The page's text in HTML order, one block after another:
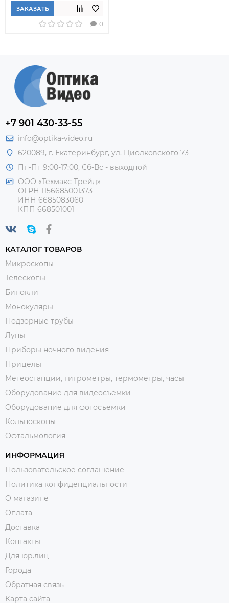
ЗАКАЗАТЬ
0
+7 901 430-33-55
info@optika-video.ru
620089, г. Екатеринбург, ул. Циолковского 73
Пн-Пт 9:00-17:00, Сб-Вс - выходной
ООО «Техмакс Трейд»
ОГРН 1156685001373
ИНН 6685083060
КПП 668501001
КАТАЛОГ ТОВАРОВ
Микроскопы
Телескопы
Бинокли
Монокуляры
Подзорные трубы
Лупы
Приборы ночного видения
Прицелы
Метеостанции, гигрометры, термометры, часы
Оборудование для видеосъемки
Оборудование для фотосъемки
Кольпоскопы
Офтальмология
ИНФОРМАЦИЯ
Пользовательское соглашение
Политика конфиденциальности
О магазине
Оплата
Доставка
Контакты
Для юр.лиц
Города
Обратная связь
Карта сайта